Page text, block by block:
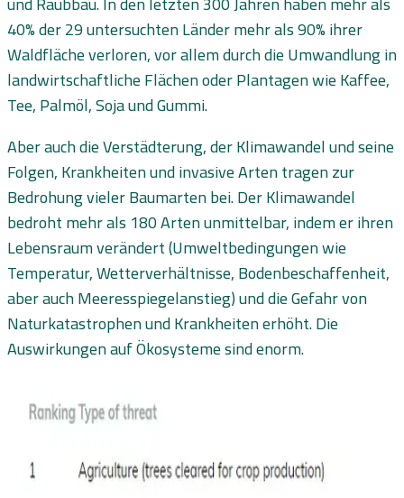
40% der 29 untersuchten Länder mehr als 90% ihrer
Waldfläche verloren, vor allem durch die Umwandlung in
landwirtschaftliche Flächen oder Plantagen wie Kaffee,
Tee, Palmöl, Soja und Gummi.
Aber auch die Verstädterung, der Klimawandel und seine
Folgen, Krankheiten und invasive Arten tragen zur
Bedrohung vieler Baumarten bei. Der Klimawandel
bedroht mehr als 180 Arten unmittelbar, indem er ihren
Lebensraum verändert (Umweltbedingungen wie
Temperatur, Wetterverhältnisse, Bodenbeschaffenheit,
aber auch Meeresspiegelanstieg) und die Gefahr von
Naturkatastrophen und Krankheiten erhöht. Die
Auswirkungen auf Ökosysteme sind enorm.